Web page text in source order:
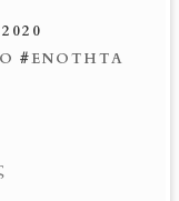
#ΕΝΌΤΗΤΑ